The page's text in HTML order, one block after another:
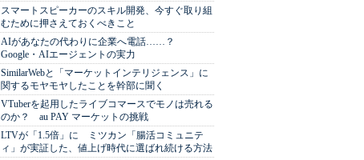
スマートスピーカーのスキル開発、今すぐ取り組
むために押さえておくべきこと
AIがあなたの代わりに企業へ電話……？
Google・AIエージェントの実力
SimilarWebと「マーケットインテリジェンス」に
関するモヤモヤしたことを幹部に聞く
VTuberを起用したライブコマースでモノは売れる
のか？ au PAY マーケットの挑戦
LTVが「1.5倍」に ミツカン「腸活コミュニテ
ィ」が実証した、値上げ時代に選ばれ続ける方法